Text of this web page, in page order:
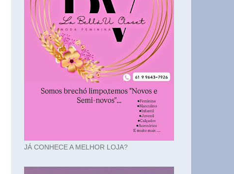
JÁ CONHECE A MELHOR LOJA?